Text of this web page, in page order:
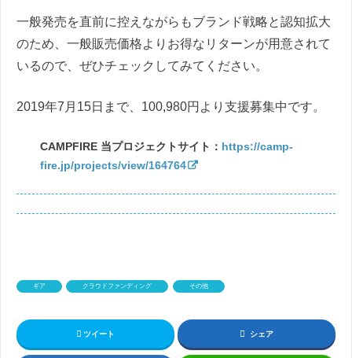
一般発売を直前に控えながらもブランド戦略と認知拡大
のため、一般販売価格よりお得なリターンが用意されて
いるので、ぜひチェックしてみてください。
2019年7月15日まで、100,980円より支援募集中です。
CAMPFIRE 当プロジェクトサイト： https://camp-
fire.jp/projects/view/164764
ギア クラウドファンディング その他
ツイート シェア